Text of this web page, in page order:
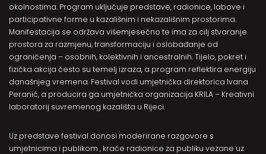
okolnostima. Program uključuje predstave, radionice, labove i
participativne forme u kazališnim i nekazališnim prostorima.
Manifestacija se održava višemjesečno te ima za cilj stvaranje
prostora za razmjenu, transformaciju i oslobađanje od
ograničenja – osobnih, kolektivnih i ancestralnih. Tijelo, pokret i
fizička akcija često su temelj izraza, a program reflektira energiju
današnjeg vremena. Festival vodi umjetnička direktorica Ivana
Peranić, a producira ga umjetnička organizacija KRILA – Kreativni
laboratorij suvremenog kazališta u Rijeci.
Uz predstave festival donosi moderirane razgovore s
umjetnicima i publikom , kraće radionice za publiku vezane uz